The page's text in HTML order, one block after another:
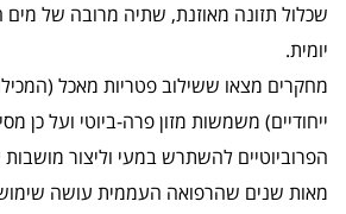
שכלול תזונה מאוזנת, שתיה מרובה של מים
יומית.
מחקרים מצאו ששילוב פטריות מאכל
ייחודיים) משמשות מזון פרה-ביוטי ועל כן
הפרוביוטיים להשתרש במעי וליצור מושבות
מאות שנים שהרפואה העממית עושה